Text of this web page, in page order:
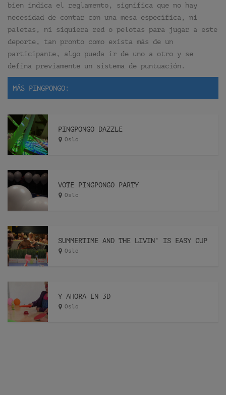
bien indica el reglamento, significa que no hay
necesidad de contar con una mesa específica, ni
paletas, ni siquiera red o pelotas para jugar a este
deporte, tan pronto como exista más de un
participante, algo pueda ir de uno a otro y se
defina previamente un sistema de puntuación.
MÁS PINGPONGO:
PINGPONGO DAZZLE
Oslo
VOTE PINGPONGO PARTY
Oslo
SUMMERTIME AND THE LIVIN’ IS EASY CUP
Oslo
Y AHORA EN 3D
Oslo